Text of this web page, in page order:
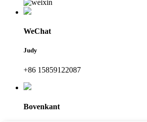
WeChat
Judy
+86 15859122087
Bovenkant